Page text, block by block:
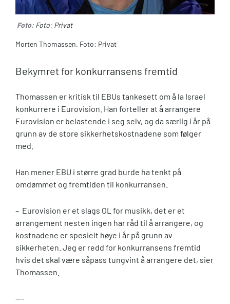
Foto: Foto: Privat
Morten Thomassen. Foto: Privat
Bekymret for konkurransens fremtid
Thomassen er kritisk til EBUs tankesett om å la Israel
konkurrere i Eurovision. Han forteller at å arrangere
Eurovision er belastende i seg selv, og da særlig i år på
grunn av de store sikkerhetskostnadene som følger
med.
Han mener EBU i større grad burde ha tenkt på
omdømmet og fremtiden til konkurransen.
– Eurovision er et slags OL for musikk, det er et
arrangement nesten ingen har råd til å arrangere, og
kostnadene er spesielt høye i år på grunn av
sikkerheten. Jeg er redd for konkurransens fremtid
hvis det skal være såpass tungvint å arrangere det, sier
Thomassen.
---